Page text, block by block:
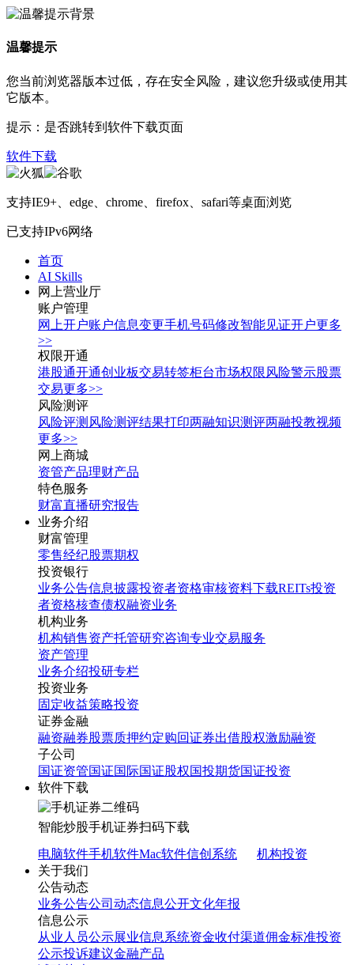
温馨提示
您当前浏览器版本过低，存在安全风险，建议您升级或使用其
它版本。
提示：是否跳转到软件下载页面
软件下载
支持IE9+、edge、chrome、firefox、safari等桌面浏览
已支持IPv6网络
首页
AI Skills
网上营业厅
账户管理
网上开户账户信息变更手机号码修改智能见证开户更多
>>
权限开通
港股通开通创业板交易转签柜台市场权限风险警示股票
交易更多>>
风险测评
风险评测 风险测评结果打印两融知识测评两融投教视频
更多>>
网上商城
资管产品理财产品
特色服务
财富直播研究报告
业务介绍
财富管理
零售经纪股票期权
投资银行
业务公告信息披露投资者资格审核资料下载REITs投资
者资格核查债权融资业务
机构业务
机构销售资产托管研究咨询专业交易服务
资产管理
业务介绍投研专栏
投资业务
固定收益策略投资
证券金融
融资融券股票质押约定购回证券出借股权激励融资
子公司
国证资管国证国际国证股权国投期货国证投资
软件下载
智能炒股手机证券扫码下载
电脑软件手机软件Mac软件信创系统
机构投资
关于我们
公告动态
业务公告公司动态信息公开文化年报
信息公示
从业人员公示展业信息系统资金收付渠道佣金标准投资
公示投诉建议金融产品